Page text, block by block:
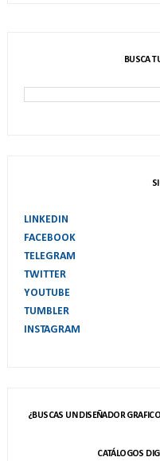
BUSCA
LINKEDIN
FACEBOOK
TELEGRAM
TWITTER
YOUTUBE
TUMBLER
INSTAGRAM
¿BUSCAS UN DISEÑADOR
CATÁLOGOS